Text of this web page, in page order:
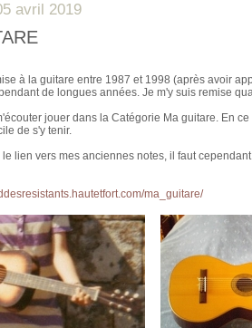
avril 2019
à la guitare entre 1987 et 1998 (après avoir
de longues années. Je m'y suis remise
jouer dans la Catégorie Ma guitare. En
de s'y tenir.
lien vers mes anciennes notes, il faut
ma_guitare/